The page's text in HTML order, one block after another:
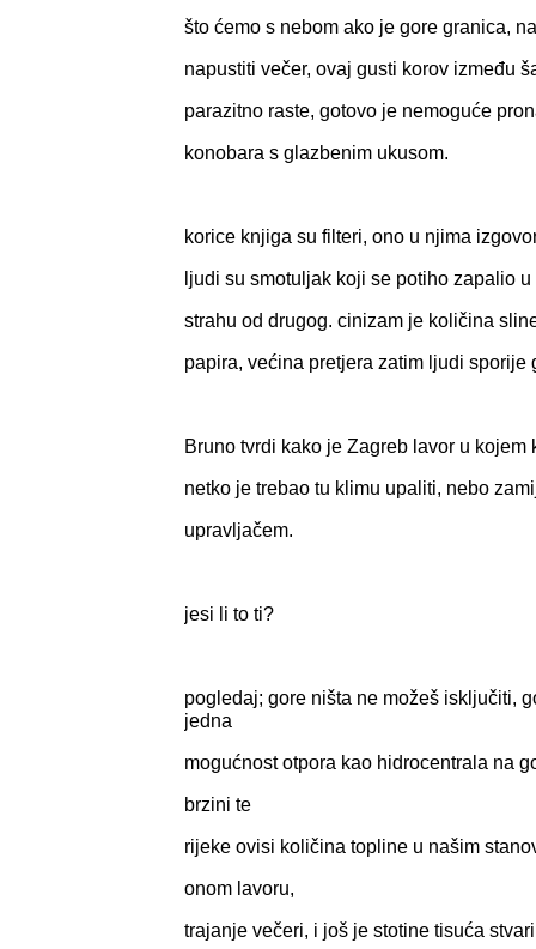
što ćemo s nebom ako je gore granica,
napustiti večer, ovaj gusti korov između
parazitno raste, gotovo je nemoguće
konobara s glazbenim ukusom.
korice knjiga su filteri, ono u njima
ljudi su smotuljak koji se potiho zapalio
strahu od drugog. cinizam je količina
papira, većina pretjera zatim ljudi sporije
Bruno tvrdi kako je Zagreb lavor u
netko je trebao tu klimu upaliti, nebo
upravljačem.
jesi li to ti?
pogledaj; gore ništa ne možeš isključiti,
jedna
mogućnost otpora kao hidrocentrala na
brzini te
rijeke ovisi količina topline u našim
onom lavoru,
trajanje večeri, i još je stotine tisuća